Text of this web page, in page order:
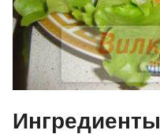
Ингредиенты